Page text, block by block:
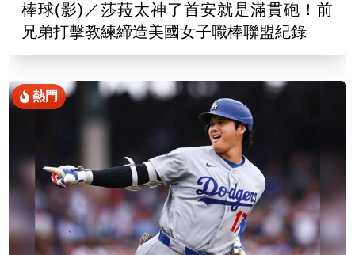
棒球(影)／莎菈太神了首安就是滿貫砲！前
兄弟打擊教練締造美國女子職棒聯盟紀錄
熱門